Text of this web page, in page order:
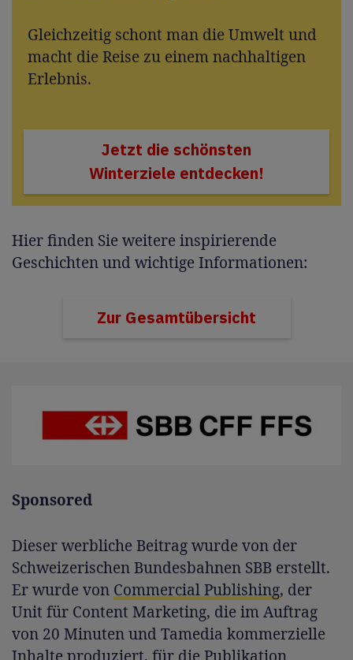
Gleichzeitig schont man die Umwelt und
macht die Reise zu einem nachhaltigen
Erlebnis.
Jetzt die schönsten
Winterziele entdecken!
Hier finden Sie weitere inspirierende
Geschichten und wichtige Informationen:
Zur Gesamtübersicht
Sponsored
Dieser werbliche Beitrag wurde von der
Schweizerischen Bundesbahnen SBB erstellt.
Er wurde von Commercial Publishing, der
Unit für Content Marketing, die im Auftrag
von 20 Minuten und Tamedia kommerzielle
Inhalte produziert, für die Publikation